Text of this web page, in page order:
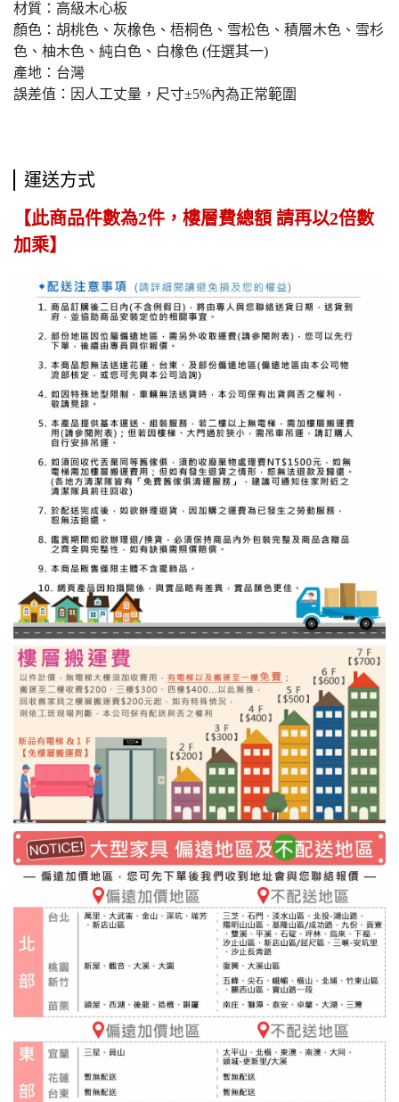
材質：高級木心板
顏色：胡桃色、灰橡色、梧桐色、雪松色、積層木色、雪杉
色、柚木色、純白色、白橡色 (任選其一)
產地：台灣
誤差值：因人工丈量，尺寸±5%內為正常範圍
運送方式
【此商品件數為2件，樓層費總額 請再以2倍數
加乘】